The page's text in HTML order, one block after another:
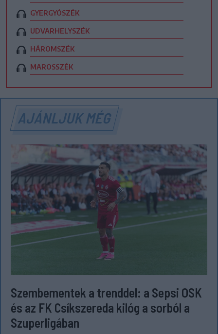
GYERGYÓSZÉK
UDVARHELYSZÉK
HÁROMSZÉK
MAROSSZÉK
AJÁNLJUK MÉG
Szembementek a trenddel: a Sepsi OSK
és az FK Csíkszereda kilóg a sorból a
Szuperligában